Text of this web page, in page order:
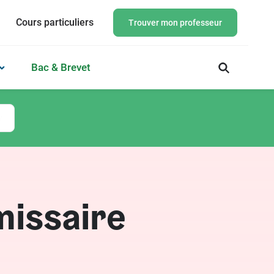
Cours particuliers Trouver mon professeur
Bac & Brevet